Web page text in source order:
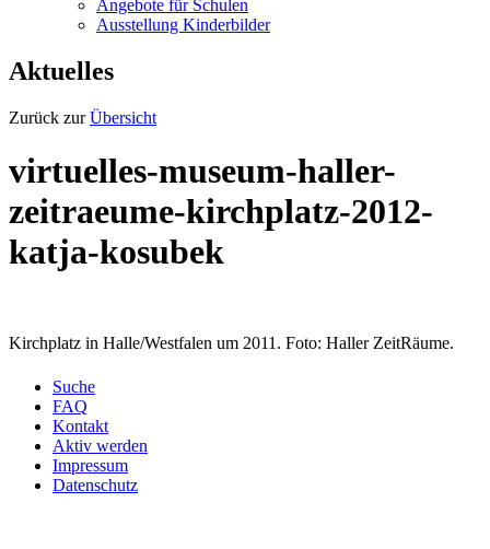
Angebote für Schulen
Ausstellung Kinderbilder
Aktuelles
Zurück zurÜbersicht
virtuelles-museum-haller-
zeitraeume-kirchplatz-2012-
katja-kosubek
Kirchplatz in Halle/Westfalen um 2011. Foto: Haller ZeitRäume.
Suche
FAQ
Kontakt
Aktiv werden
Impressum
Datenschutz